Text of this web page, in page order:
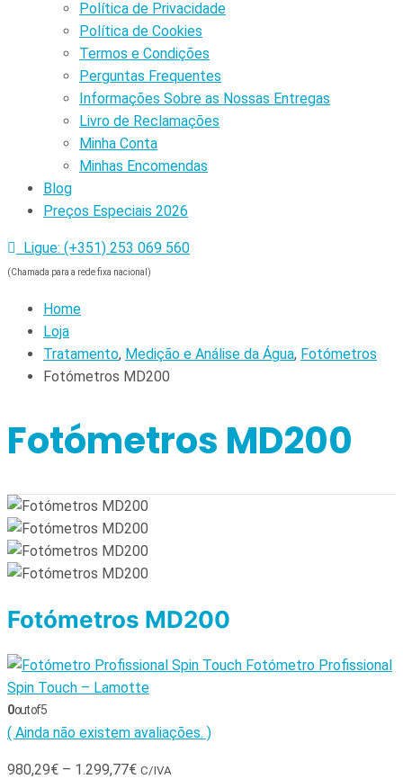
Política de Privacidade
Política de Cookies
Termos e Condições
Perguntas Frequentes
Informações Sobre as Nossas Entregas
Livro de Reclamações
Minha Conta
Minhas Encomendas
Blog
Preços Especiais 2026
Ligue: (+351) 253 069 560
(Chamada para a rede fixa nacional)
Home
Loja
Tratamento, Medição e Análise da Água, Fotómetros
Fotómetros MD200
Fotómetros MD200
Fotómetros MD200
Fotómetro Profissional
Spin Touch – Lamotte
0out of 5
( Ainda não existem avaliações. )
980,29€ – 1.299,77€ C/IVA